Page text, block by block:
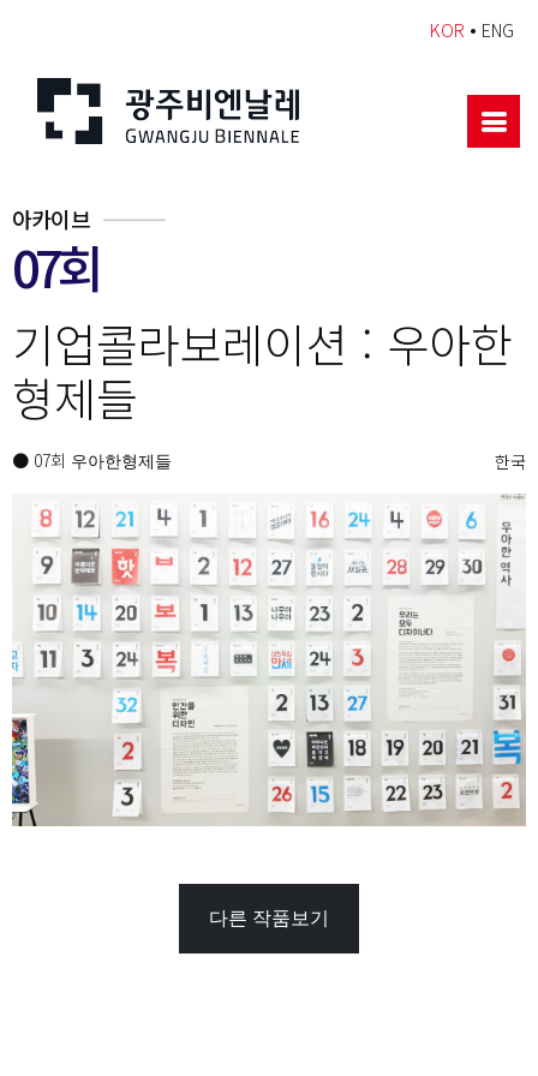
KOR • ENG
아카이브
07회
기업콜라보레이션 : 우아한
형제들
● 07회 우아한형제들 한국
다른 작품보기